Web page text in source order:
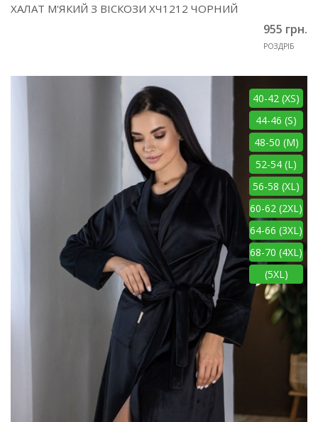
ХАЛАТ М'ЯКИЙ З ВІСКОЗИ ХЧ1212 ЧОРНИЙ
955 грн.
РОЗДРІБ
40-42 (XS)
44-46 (S)
48-50 (M)
52-54 (L)
56-58 (XL)
60-62 (2XL)
64-66 (3XL)
68-70 (4XL)
(5XL)